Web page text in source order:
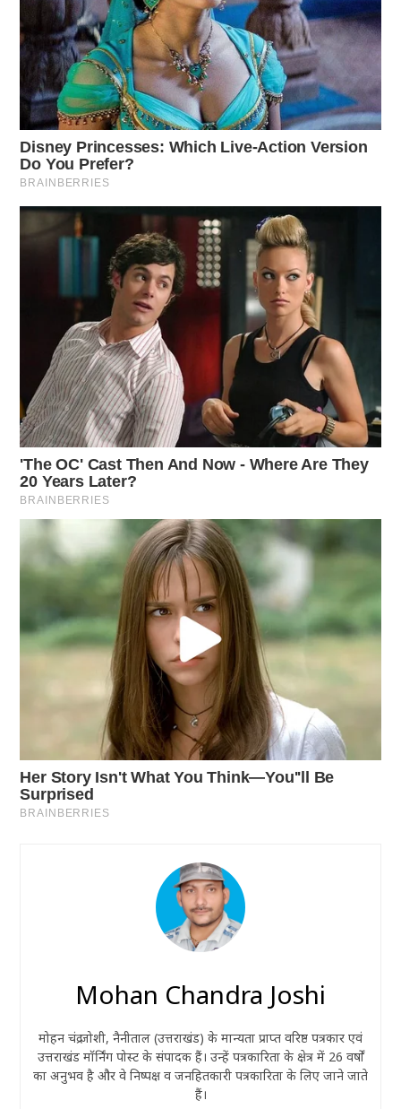
Mohan Chandra Joshi
मोहन चंद्र जोशी, नैनीताल (उत्तराखंड) के मान्यता प्राप्त वरिष्ठ पत्रकार एवं
उत्तराखंड मॉर्निंग पोस्ट के संपादक हैं। उन्हें पत्रकारिता के क्षेत्र में 26 वर्षों
का अनुभव है और वे निष्पक्ष व जनहितकारी पत्रकारिता के लिए जाने जाते
हैं।